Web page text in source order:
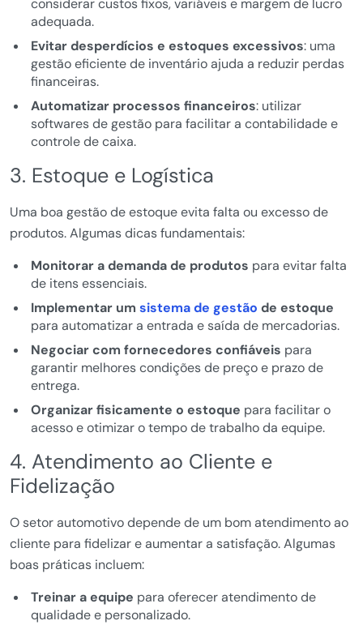
considerar custos fixos, variáveis e margem de lucro
adequada.
Evitar desperdícios e estoques excessivos: uma
gestão eficiente de inventário ajuda a reduzir perdas
financeiras.
Automatizar processos financeiros: utilizar
softwares de gestão para facilitar a contabilidade e
controle de caixa.
3. Estoque e Logística
Uma boa gestão de estoque evita falta ou excesso de
produtos. Algumas dicas fundamentais:
Monitorar a demanda de produtos para evitar falta
de itens essenciais.
Implementar um sistema de gestão de estoque
para automatizar a entrada e saída de mercadorias.
Negociar com fornecedores confiáveis para
garantir melhores condições de preço e prazo de
entrega.
Organizar fisicamente o estoque para facilitar o
acesso e otimizar o tempo de trabalho da equipe.
4. Atendimento ao Cliente e
Fidelização
O setor automotivo depende de um bom atendimento ao
cliente para fidelizar e aumentar a satisfação. Algumas
boas práticas incluem:
Treinar a equipe para oferecer atendimento de
qualidade e personalizado.